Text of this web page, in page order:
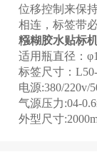
位移控制来保
相连，标签带
糨糊胶水贴标
适用瓶直径：
标签尺寸：
电源:380/220v/
气源压力:04-
外型尺寸